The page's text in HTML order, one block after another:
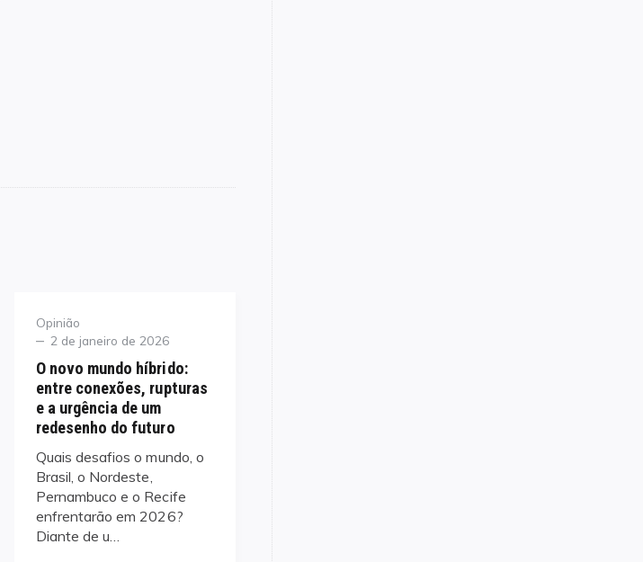
Category
Opinião
Posted
2 de janeiro de 2026
O novo mundo híbrido:
entre conexões, rupturas
e a urgência de um
redesenho do futuro
Quais desafios o mundo, o
Brasil, o Nordeste,
Pernambuco e o Recife
enfrentarão em 2026?
Diante de u…